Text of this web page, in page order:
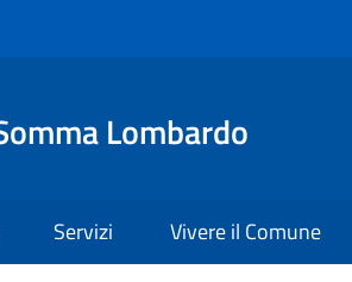
Lombardo
Servizi Vivere il Comune